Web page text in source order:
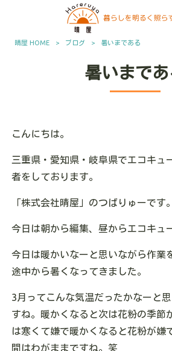
晴屋 HOME > ブログ > 暑いまである
暑いまであ
こんにちは。
三重県・愛知県・岐阜県でエコキュ
者をしております。
「株式会社晴屋」のつばりゅーです。
今日は朝から編集、昼からエコキュ
今日は暖かいなーと思いながら作業
途中から暑くなってきました。
3月ってこんな気温だったかなーと
すね。暖かくなると次は花粉の季節
は寒くて嫌で暖かくなると花粉が嫌
間はわがままですね。笑